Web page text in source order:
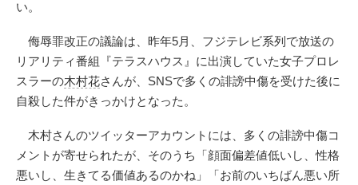
い。
侮辱罪改正の議論は、昨年5月、フジテレビ系列で放送の
リアリティ番組『テラスハウス』に出演していた女子プロレ
スラーの木村花さんが、SNSで多くの誹謗中傷を受けた後に
自殺した件がきっかけとなった。
木村さんのツイッターアカウントには、多くの誹謗中傷コ
メントが寄せられたが、そのうち「顔面偏差値低いし、性格
悪いし、生きてる価値あるのかね」「お前のいちばん悪い所